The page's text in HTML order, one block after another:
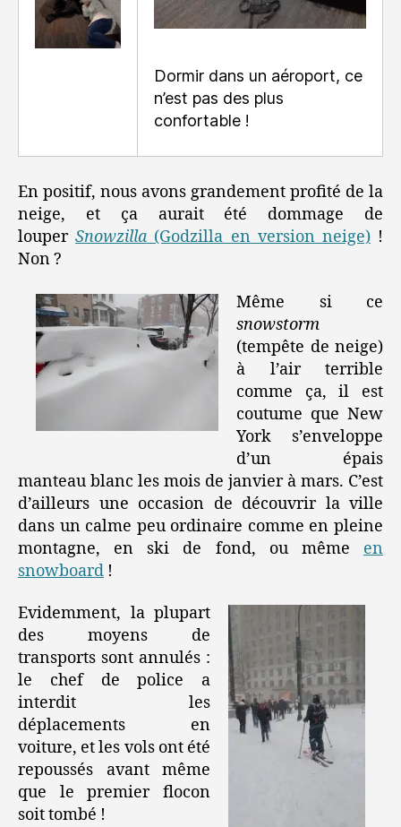
Dormir dans un aéroport, ce
n’est pas des plus
confortable !
En positif, nous avons grandement profité de la
neige, et ça aurait été dommage de
louperSnowzilla (Godzilla en version neige)!
Non ?
Même si ce
snowstorm
(tempête de neige)
à l’air terrible
comme ça, il est
coutume que New
York s’enveloppe
d’un épais
manteau blanc les mois de janvier à mars. C’est
d’ailleurs une occasion de découvrir la ville
dans un calme peu ordinaire comme en pleine
montagne, en ski de fond, ou même en
snowboard !
Evidemment, la plupart
des moyens de
transports sont annulés :
le chef de police a
interdit les
déplacements en
voiture, et les vols ont été
repoussés avant même
que le premier flocon
soit tombé !